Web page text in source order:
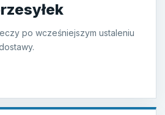
po wcześniejszym ustaleniu